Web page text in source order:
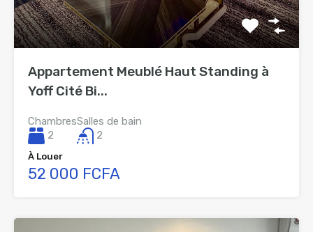
Appartement Meublé Haut Standing à
Yoff Cité Bi...
Chambres
2
Salles de bain
2
À Louer
52 000 FCFA